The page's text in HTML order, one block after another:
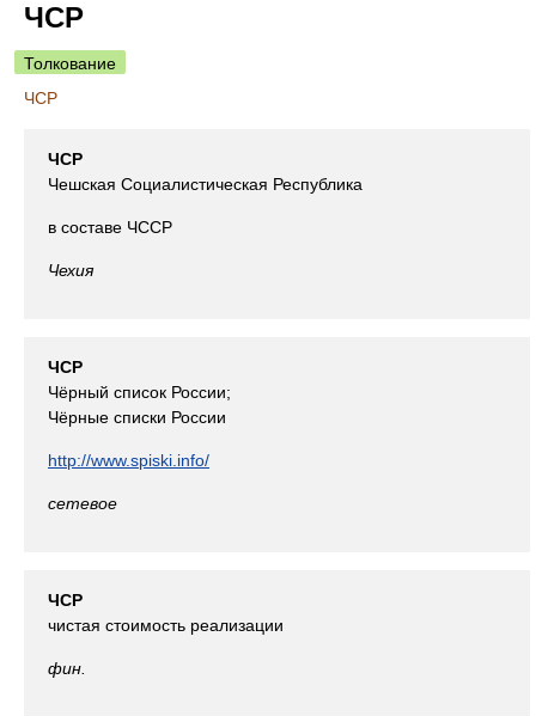
ЧСР
Толкование
ЧСР
ЧСР
Чешская Социалистическая Республика
в составе ЧССР
Чехия
ЧСР
Чёрный список России;
Чёрные списки России
http://www.spiski.info/
сетевое
ЧСР
чистая стоимость реализации
фин.